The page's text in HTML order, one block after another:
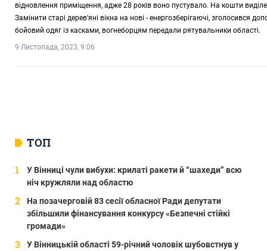
відновлення приміщення, адже 28 років воно пустувало. На кошти
Замінити старі дерев'яні вікна на нові - енергозберігаючі, зголосився
бойовий одяг із касками, вогнеборцям передали рятувальники області.
9 Листопада, 2023, 9:06
ТОП
У Вінниці чули вибухи: крилаті ракети й “шахеди” всю
ніч кружляли над областю
На позачерговій 83 сесії обласної Ради депутати
збільшили фінансування конкурсу «Безпечні стійкі
громади»
У Вінницькій області 59-річний чоловік шубовстнув у